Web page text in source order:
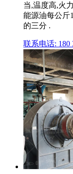
当,温度高,火
能源油每公斤
的三分 .
联系电话: 180